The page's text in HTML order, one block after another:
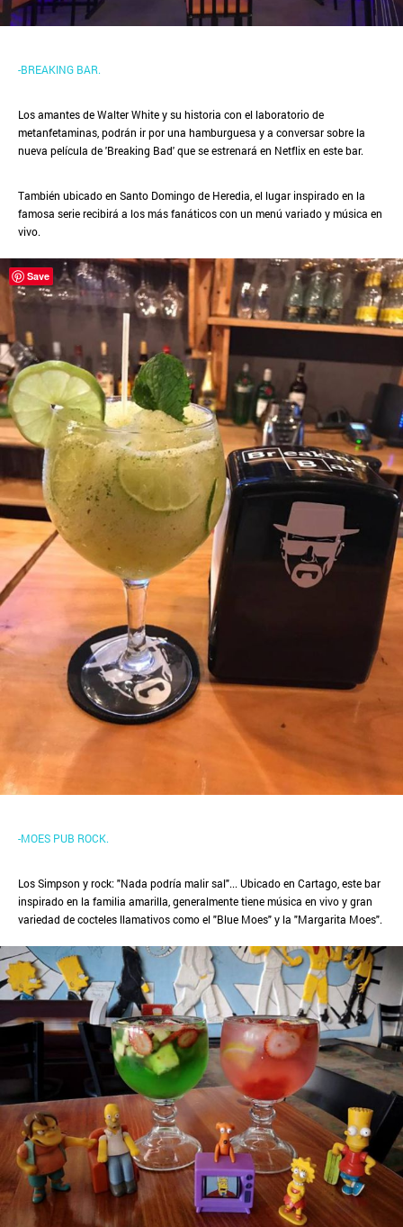
-BREAKING BAR.
Los amantes de Walter White y su historia con el laboratorio de
metanfetaminas, podrán ir por una hamburguesa y a conversar sobre la
nueva película de 'Breaking Bad' que se estrenará en Netflix en este bar.
También ubicado en Santo Domingo de Heredia, el lugar inspirado en la
famosa serie recibirá a los más fanáticos con un menú variado y música en
vivo.
-MOES PUB ROCK.
Los Simpson y rock: "Nada podría malir sal"... Ubicado en Cartago, este bar
inspirado en la familia amarilla, generalmente tiene música en vivo y gran
variedad de cocteles llamativos como el "Blue Moes" y la "Margarita Moes".
Save